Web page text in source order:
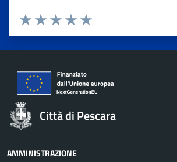
Valuta 5 stelle su 5
Valuta 4 stelle su 5
Valuta 3 stelle su 5
Valuta 2 stelle su 5
Valuta 1 stelle su 5
Città di Pescara
AMMINISTRAZIONE